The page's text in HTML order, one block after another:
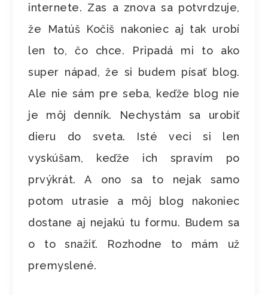
internete. Zas a znova sa potvrdzuje,
že Matúš Kočiš nakoniec aj tak urobí
len to, čo chce. Pripadá mi to ako
super nápad, že si budem písať blog.
Ale nie sám pre seba, keďže blog nie
je môj denník. Nechystám sa urobiť
dieru do sveta. Isté veci si len
vyskúšam, keďže ich spravím po
prvýkrát. A ono sa to nejak samo
potom utrasie a môj blog nakoniec
dostane aj nejakú tu formu. Budem sa
o to snažiť. Rozhodne to mám už
premyslené.